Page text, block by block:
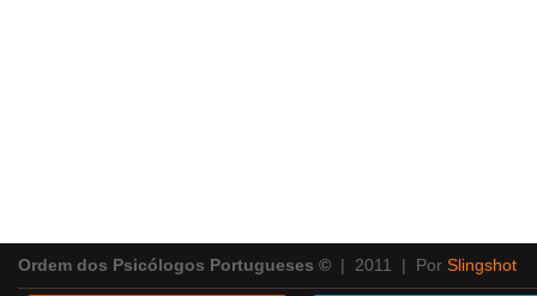
Ordem dos Psicólogos Portugueses © | 2011 | Por Slingshot